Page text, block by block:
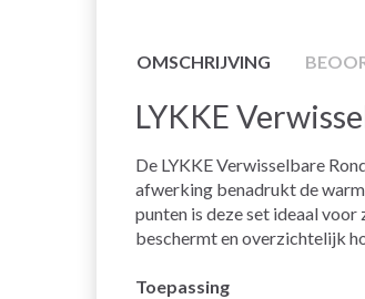
OMSCHRIJVING
LYKKE
De LYKKE Verwisselbare
afwerking benadrukt de
punten is deze set ideaal
beschermt en overzichtelijk
Toepassing